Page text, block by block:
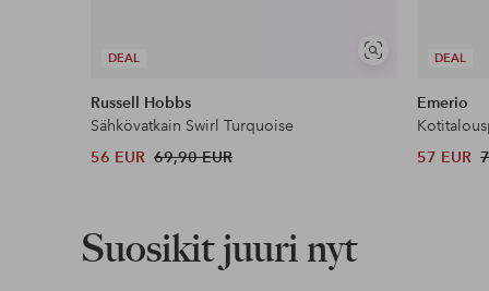
DEAL
Näytä
Russell Hobbs
Sähkövatkain Swirl Turquoise
56 EUR 69,90 EUR
DEAL
Emerio
57 EUR
Suosikit juuri nyt